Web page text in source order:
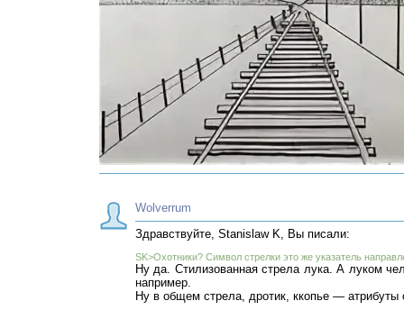
Wolverrum
Здравствуйте, Stanislaw K, Вы писали:
SK>Охотники? Символ стрелки это же указатель
Ну да. Стилизованная стрела лука. А луком
например.
Ну в общем стрела, дротик, ккопье — атрибуты